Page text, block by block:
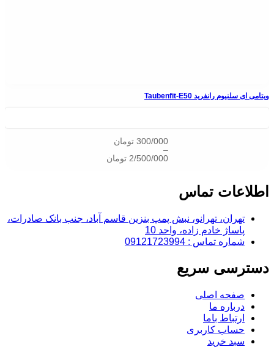
ویتامی ای سلنیوم رانفرید Taubenfit-E50
300/000 تومان
–
2/500/000 تومان
اطلاعات تماس
تهران، تهرانو، نبش پمپ بنزین قاسم آباد، جنب بانک صادرات،
پاساژ خادم زاده، واحد 10
شماره تماس : 09121723994
دسترسی سریع
صفحه اصلی
درباره ما
ارتباط باما
حساب کاربری
سبد خرید